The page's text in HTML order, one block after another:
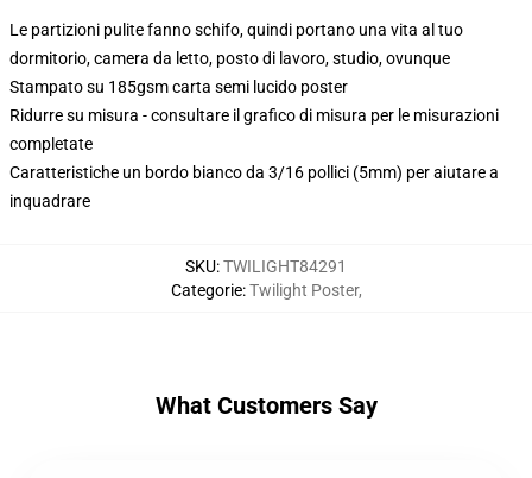
Le partizioni pulite fanno schifo, quindi portano una vita al tuo
dormitorio, camera da letto, posto di lavoro, studio, ovunque
Stampato su 185gsm carta semi lucido poster
Ridurre su misura - consultare il grafico di misura per le misurazioni
completate
Caratteristiche un bordo bianco da 3/16 pollici (5mm) per aiutare a
inquadrare
SKU:TWILIGHT84291
Categorie:Twilight Poster,
What Customers Say